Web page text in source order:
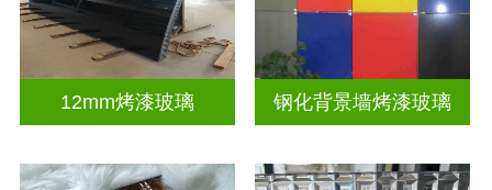
12mm烤漆玻璃 钢化背景墙烤漆玻璃